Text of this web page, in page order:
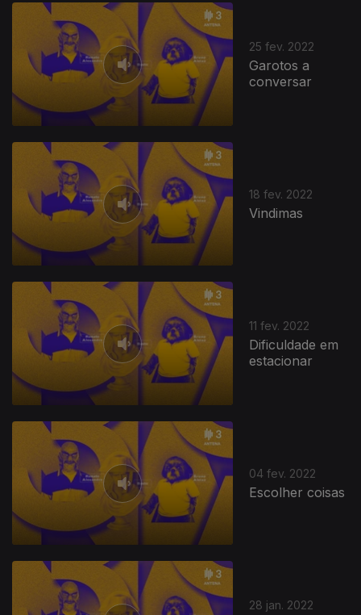
25 fev. 2022
Garotos a
conversar
18 fev. 2022
Vindimas
599666
11 fev. 2022
Dificuldade em
estacionar
04 fev. 2022
Escolher coisas
28 jan. 2022